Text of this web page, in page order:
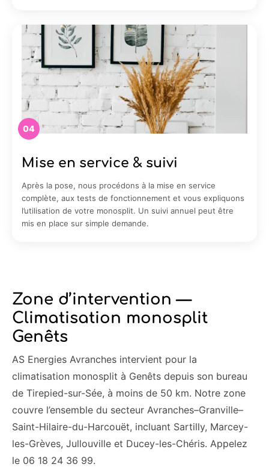
04
Mise en service & suivi
Après la pose, nous procédons à la mise en service
complète, aux tests de fonctionnement et vous expliquons
l’utilisation de votre monosplit. Un suivi annuel peut être
mis en place sur simple demande.
Zone d’intervention —
Climatisation monosplit
Genêts
AS Energies Avranches intervient pour la
climatisation monosplit à Genêts depuis son bureau
de Tirepied-sur-Sée, à moins de 50 km. Notre zone
couvre l’ensemble du secteur Avranches–Granville–
Saint-Hilaire-du-Harcouët, incluant Sartilly, Marcey-
les-Grèves, Jullouville et Ducey-les-Chéris. Appelez
le 06 18 24 36 99.